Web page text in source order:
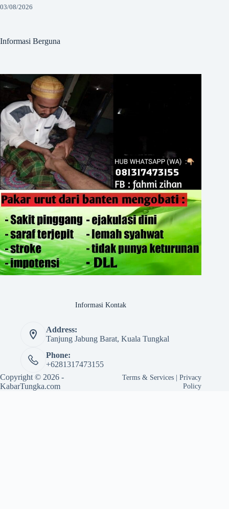
03/08/2026
Informasi Berguna
Informasi Kontak
Address:
Tanjung Jabung Barat, Kuala Tungkal
Phone:
+6281317473155
Copyright © 2026 -
KabarTungka.com
Terms & Services |Privacy
Policy